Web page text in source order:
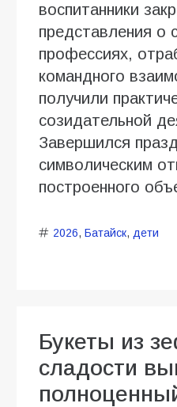
воспитанники
представления о
профессиях,
командного
получили
созидательной
Завершился
символическим
построенного
2026, Батайск, дети
Букеты из
сладости